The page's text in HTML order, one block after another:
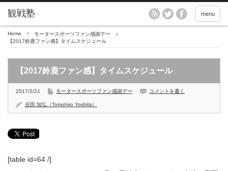
menu
Home
モータースポーツファン感謝デー
【2017鈴鹿ファン感】タイムスケジュール
【2017鈴鹿ファン感】タイムスケジュール
2017/2/21 モータースポーツファン感謝デー コメントを書く
吉田 知弘（Tomohiro Yoshita）
[table id=64 /]